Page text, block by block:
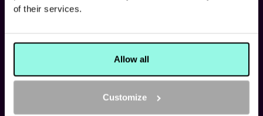
of their services.
Allow all
Customize
ERVARING MET FUN, COMPETITIE EN
VRAAG OFFERTE AAN
LAAT ONS JE BELLEN